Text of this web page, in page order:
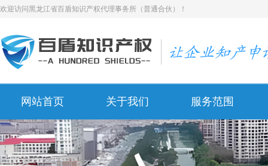
欢迎访问黑龙江省百盾知识产权代理事务所（普通合伙）！
网站首页 关于我们 服务范围